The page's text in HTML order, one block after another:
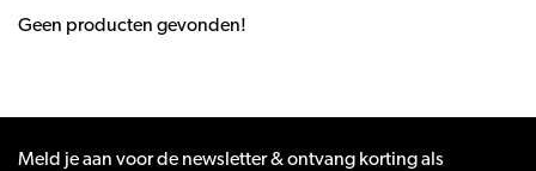
Geen producten gevonden!
Meld je aan voor de newsletter & ontvang korting als